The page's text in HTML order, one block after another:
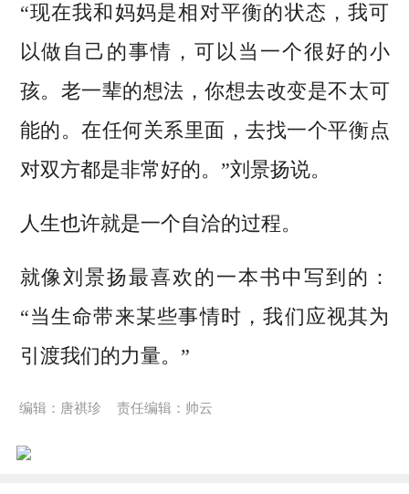
“现在我和妈妈是相对平衡的状态，我可
以做自己的事情，可以当一个很好的小
孩。老一辈的想法，你想去改变是不太可
能的。在任何关系里面，去找一个平衡点
对双方都是非常好的。”刘景扬说。
人生也许就是一个自洽的过程。
就像刘景扬最喜欢的一本书中写到的：
“当生命带来某些事情时，我们应视其为
引渡我们的力量。”
编辑：唐祺珍 责任编辑：帅云